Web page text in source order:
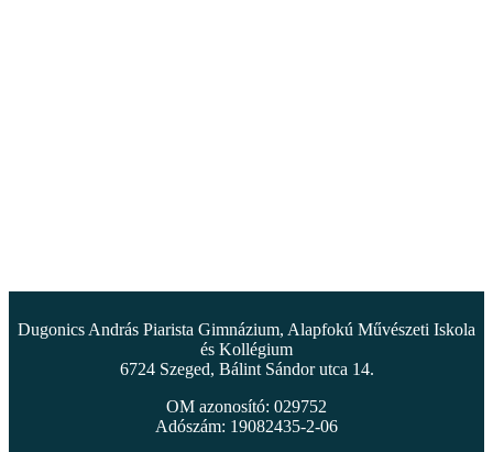
Dugonics András Piarista Gimnázium, Alapfokú Művészeti Iskola
és Kollégium
6724 Szeged, Bálint Sándor utca 14.
OM azonosító: 029752
Adószám: 19082435-2-06